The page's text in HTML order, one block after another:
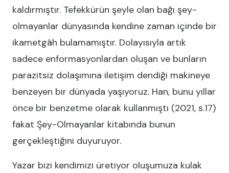
kaldırmıştır. Tefekkürün şeyle olan bağı şey-
olmayanlar dünyasında kendine zaman içinde bir
ikametgâh bulamamıştır. Dolayısıyla artık
sadece enformasyonlardan oluşan ve bunların
parazitsiz dolaşımına iletişim dendiği makineye
benzeyen bir dünyada yaşıyoruz. Han, bunu yıllar
önce bir benzetme olarak kullanmıştı (2021, s.17)
fakat Şey-Olmayanlar kitabında bunun
gerçekleştiğini duyuruyor.
Yazar bizi kendimizi üretiyor oluşumuza kulak